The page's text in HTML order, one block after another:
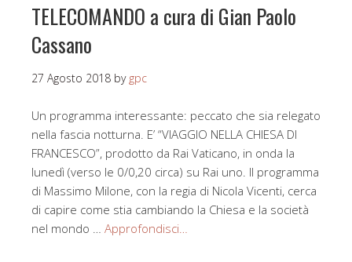
TELECOMANDO a cura di Gian Paolo
Cassano
27 Agosto 2018 by gpc
Un programma interessante: peccato che sia relegato
nella fascia notturna. E’ “VIAGGIO NELLA CHIESA DI
FRANCESCO”, prodotto da Rai Vaticano, in onda la
lunedì (verso le 0/0,20 circa) su Rai uno. Il programma
di Massimo Milone, con la regia di Nicola Vicenti, cerca
di capire come stia cambiando la Chiesa e la società
nel mondo … Approfondisci…